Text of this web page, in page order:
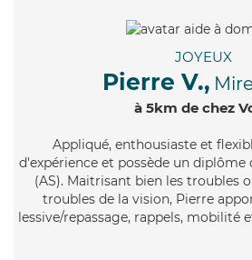
JOYEUX
Pierre V.,
à 5km de chez
Appliqué, enthousiaste et
d'expérience et possède un
(AS). Maitrisant bien les troubles
troubles de la vision, Pierre
lessive/repassage, rappels, mobilité